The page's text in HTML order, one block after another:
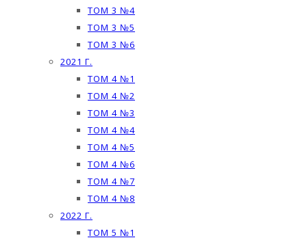
ТОМ 3 №4
ТОМ 3 №5
ТОМ 3 №6
2021 Г.
ТОМ 4 №1
ТОМ 4 №2
ТОМ 4 №3
ТОМ 4 №4
ТОМ 4 №5
ТОМ 4 №6
ТОМ 4 №7
ТОМ 4 №8
2022 Г.
ТОМ 5 №1